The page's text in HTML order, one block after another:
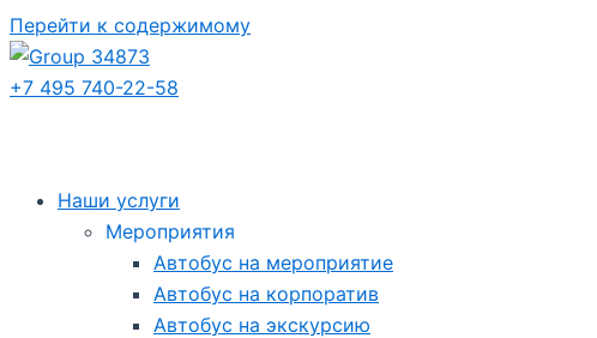
Перейти к содержимому
+7 495 740-22-58
Наши услуги
Мероприятия
Автобус на мероприятие
Автобус на корпоратив
Автобус на экскурсию